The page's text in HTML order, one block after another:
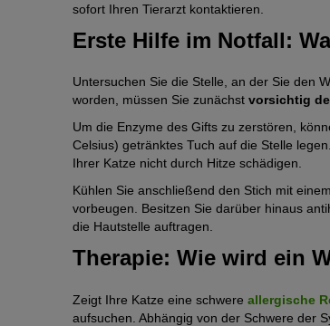
sofort Ihren Tierarzt kontaktieren.
Erste Hilfe im Notfall:
Untersuchen Sie die Stelle, an der Sie den
worden, müssen Sie zunächst vorsichtig
Um die Enzyme des Gifts zu zerstören,
Celsius) getränktes Tuch auf die Stelle
Ihrer Katze nicht durch Hitze schädigen.
Kühlen Sie anschließend den Stich mit
vorbeugen. Besitzen Sie darüber hinaus
die Hautstelle auftragen.
Therapie: Wie wird ein
Zeigt Ihre Katze eine schwere allergische
aufsuchen. Abhängig von der Schwere der